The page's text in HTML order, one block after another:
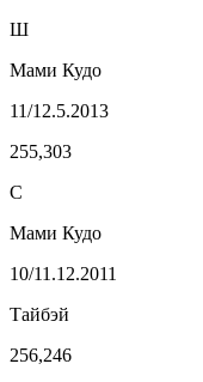
Ш
Мами Кудо
11/12.5.2013
255,303
С
Мами Кудо
10/11.12.2011
Тайбэй
256,246